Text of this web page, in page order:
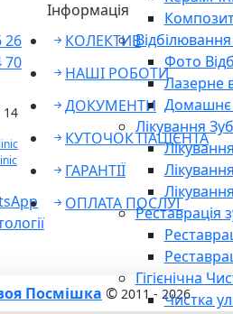
Відбілювання
Фото
Лазерне
Домашнє
Лікування
Реставрація
Гігієнічна
Чистка
26
70
Інформація
КОЛЕКТИВ
НАШІ РОБОТИ
ДОКУМЕНТИ
КУТОЧОК ПАЦІЄНТА
ГАРАНТІЇ
ОПЛАТА ПОСЛУГ
Посмішка © 2011 - 2026